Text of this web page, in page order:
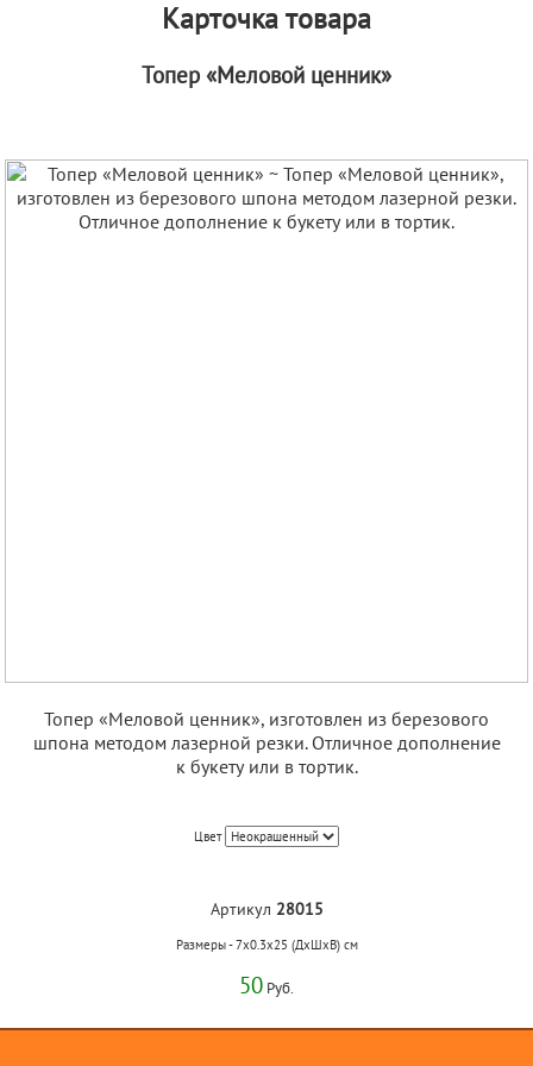
Карточка товара
Топер «Меловой ценник»
Топер «Меловой ценник», изготовлен из березового
шпона методом лазерной резки. Отличное дополнение
к букету или в тортик.
Цвет
Артикул 28015
Размеры - 7x0.3x25 (ДхШхВ) см
50 Руб.